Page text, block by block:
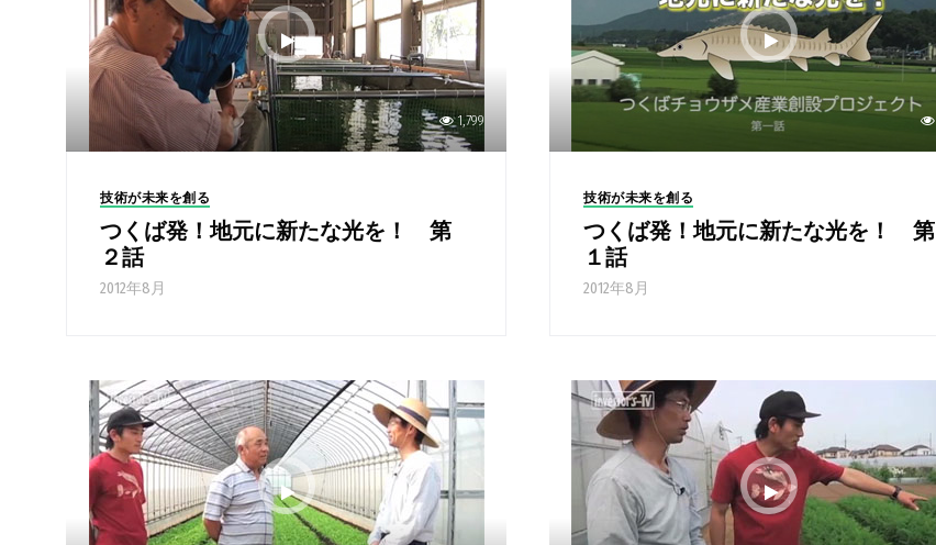
1,799
技術が未来を創る
つくば発！地元に新たな光を！ 第
２話
2012年8月
技術が未来を創る
つくば発！地元に新たな光を！ 第
１話
2012年8月